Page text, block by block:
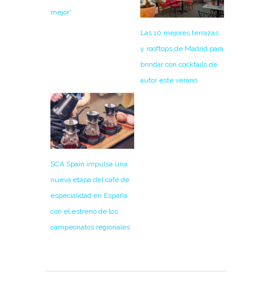
mejor”
Las 10 mejores terrazas
y rooftops de Madrid para
brindar con cocktails de
autor este verano
SCA Spain impulsa una
nueva etapa del café de
especialidad en España
con el estreno de los
campeonatos regionales